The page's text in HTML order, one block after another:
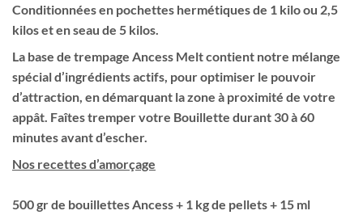
Conditionnées en pochettes hermétiques de 1 kilo ou 2,5
kilos et en seau de 5 kilos.
La base de trempage Ancess Melt contient notre mélange
spécial d’ingrédients actifs, pour optimiser le pouvoir
d’attraction, en démarquant la zone à proximité de votre
appât. Faîtes tremper votre Bouillette durant 30 à 60
minutes avant d’escher.
Nos recettes d’amorçage
500 gr de bouillettes Ancess + 1 kg de pellets + 15 ml